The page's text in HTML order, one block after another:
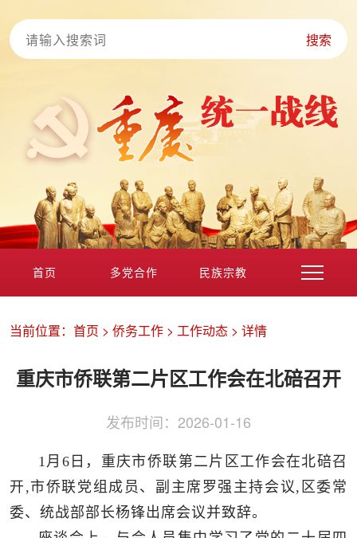
搜索
首页 多党合作 民族宗教
侨务工作 区县动态 统战历史文化
当前位置： 首页 > 侨务工作 > 工作动态 > 详情
重庆市侨联第二片区工作会在北碚召开
发布时间： 2026-01-16
1月6日，重庆市侨联第二片区工作会在北碚召
开,市侨联党组成员、副主席罗强主持会议,区委常
委、统战部部长杨锋出席会议并致辞。